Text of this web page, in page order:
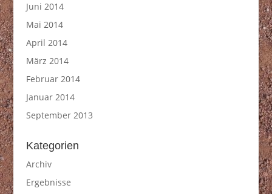
Juni 2014
Mai 2014
April 2014
März 2014
Februar 2014
Januar 2014
September 2013
Kategorien
Archiv
Ergebnisse